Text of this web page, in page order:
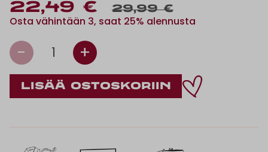
22,49 € 29,99 €
Osta vähintään 3, saat 25% alennusta
- 1 +